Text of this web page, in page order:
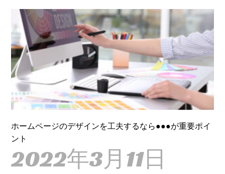
ホームページのデザインを工夫するなら●●●が重要ポイ
ント
2022年3月11日